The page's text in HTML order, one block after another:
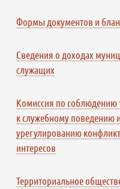
Формы документов и
Сведения о доходах
служащих
Комиссия по соблюдению
к служебному поведению и
урегулированию
интересов
Территориальное